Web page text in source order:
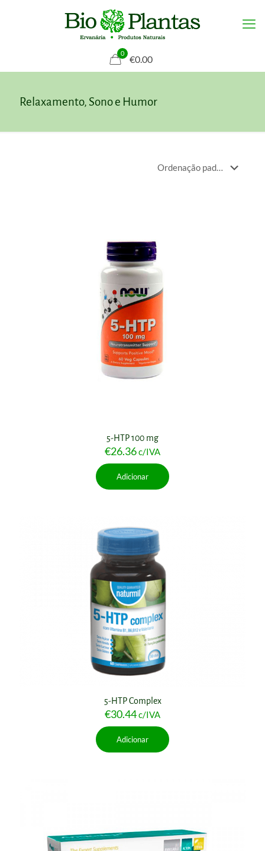
0
€0.00
Relaxamento, Sono e Humor
5-HTP 100 mg
€26.36c/IVA
Adicionar
5-HTP Complex
€30.44c/IVA
Adicionar